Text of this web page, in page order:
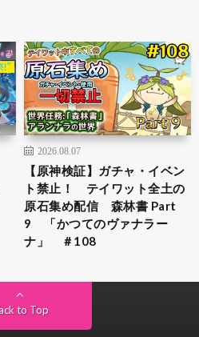
2026.08.07
【原神検証】ガチャ・イベン
ト禁止！ テイワット全土の
原石集め配信 森林書 Part
9 「かつてのヴァナラー
ナ」 ＃108
to Top